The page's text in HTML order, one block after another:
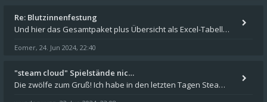
Re: Blutzinnenfestung
Und hier das Gesamtpaket plus Übersicht als Excel-Tabelle: https://forum.schicksalsklinge.com/viewtopic.php?f=239&t=156
Eomer, 24. Jun 2024, 22:40
"steam cloud" Spielstände nic…
Die zwölfe zum Gruß! Ich habe in den letzten Tagen Steam auf meinem Desktop PC mit Windows 11 installiert und über Steam